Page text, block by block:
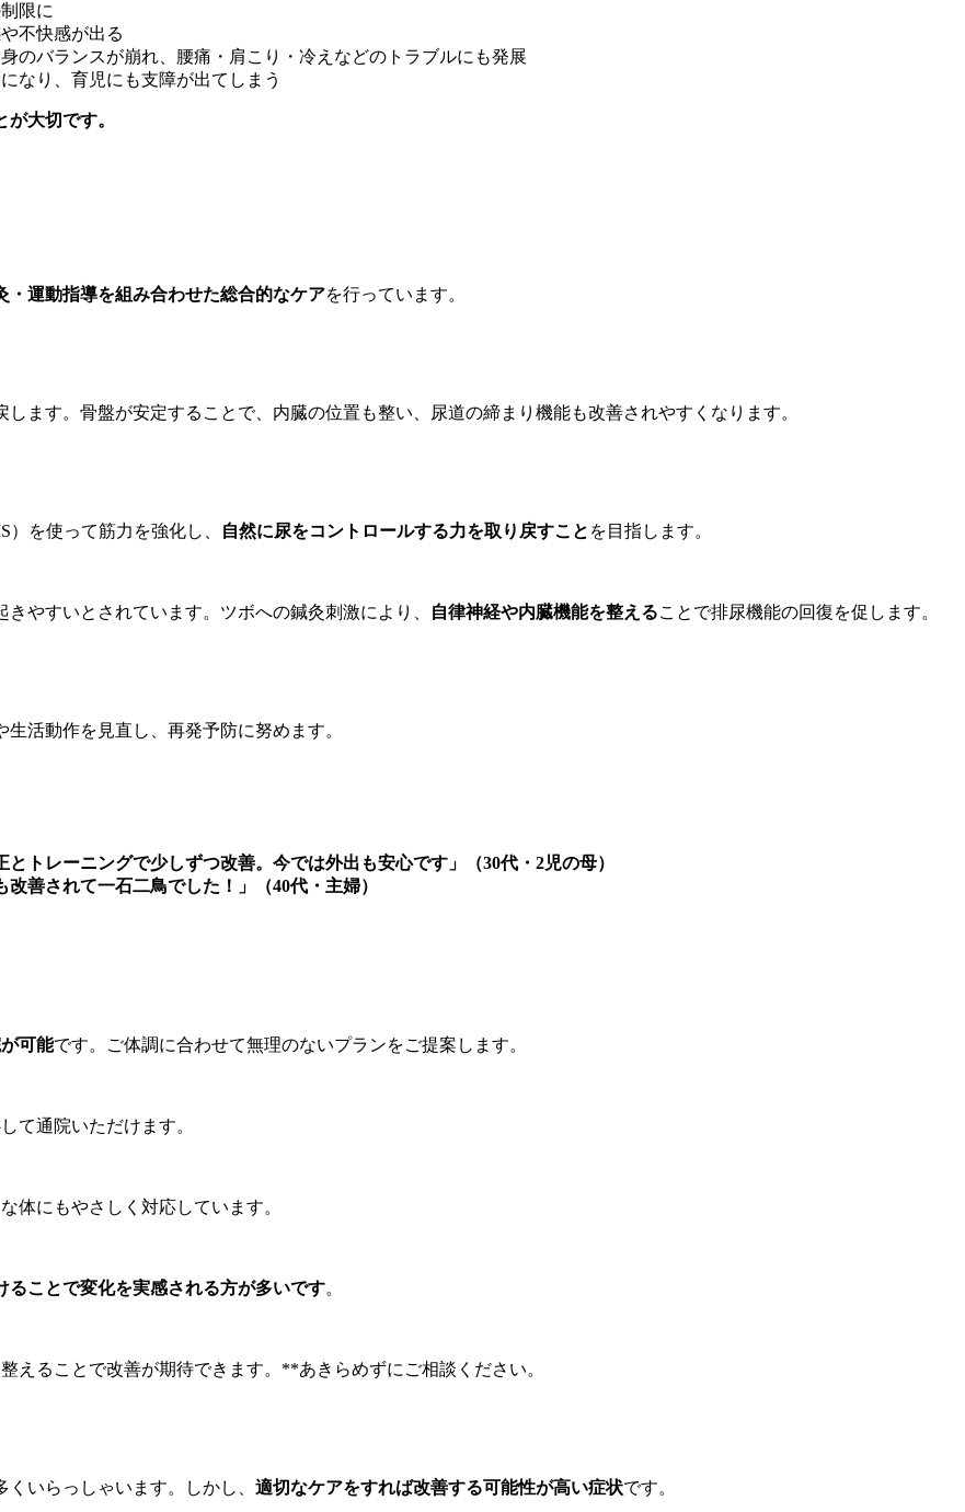
限に
不快感が出る
のバランスが崩れ、腰痛・肩こり・冷えなどのトラブルにも発展
なり、育児にも支障が出てしまう
大切です。
・運動指導を組み合わせた総合的なケアを行っています。
ます。骨盤が安定することで、内臓の位置も整い、尿道の締まり機能も改善されやすくなります。
を使って筋力を強化し、 自然に尿をコントロールする力を取り戻すこと を目指します。
やすいとされています。ツボへの鍼灸刺激により、 自律神経や内臓機能を整えることで排尿機能の回復を促します。
活動作を見直し、再発予防に努めます。
トレーニングで少しずつ改善。今では外出も安心です」（30代・2児の母）
善されて一石二鳥でした！」（40代・主婦）
可能です。ご体調に合わせて無理のないプランをご提案します。
て通院いただけます。
体にもやさしく対応しています。
ることで変化を実感される方が多いです。
えることで改善が期待できます。**あきらめずにご相談ください。
いらっしゃいます。しかし、 適切なケアをすれば改善する可能性が高い症状です。